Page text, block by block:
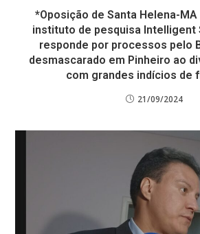
*Oposição de Santa Helena-
instituto de pesquisa Intelligent
responde por processos pelo
desmascarado em Pinheiro ao
com grandes indícios de
21/09/2024